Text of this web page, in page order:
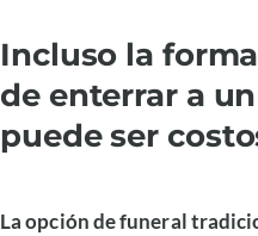
Incluso la
de enterrar a
puede ser
La opción de funeral